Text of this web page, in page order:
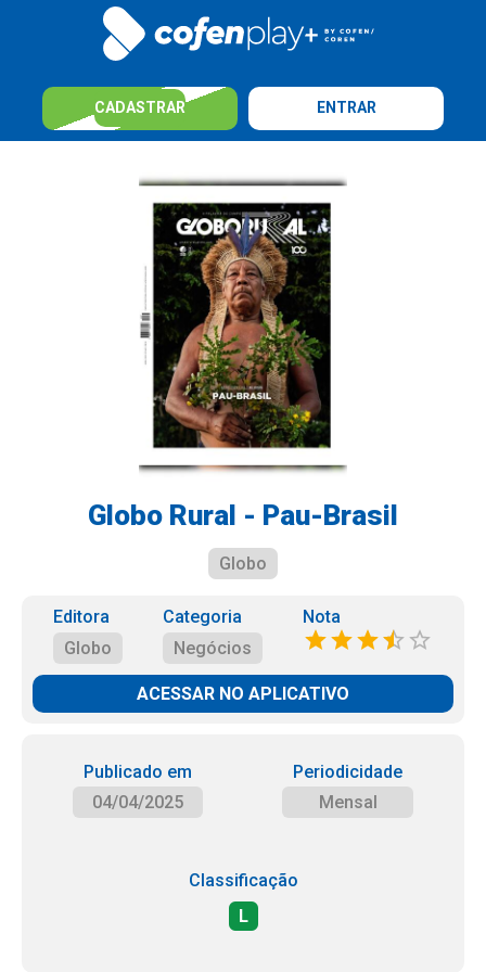
CADASTRAR ENTRAR
Globo Rural - Pau-Brasil
Globo
Editora
Globo
Categoria
Negócios
Nota
ACESSAR NO APLICATIVO
Publicado em
04/04/2025
Periodicidade
Mensal
Classificação
L